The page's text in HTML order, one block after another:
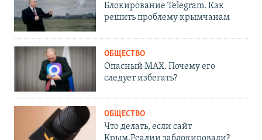
Блокирование Telegram. Как
решить проблему крымчанам
ОБЩЕСТВО
Опасный MAX. Почему его
следует избегать?
ОБЩЕСТВО
Что делать, если сайт